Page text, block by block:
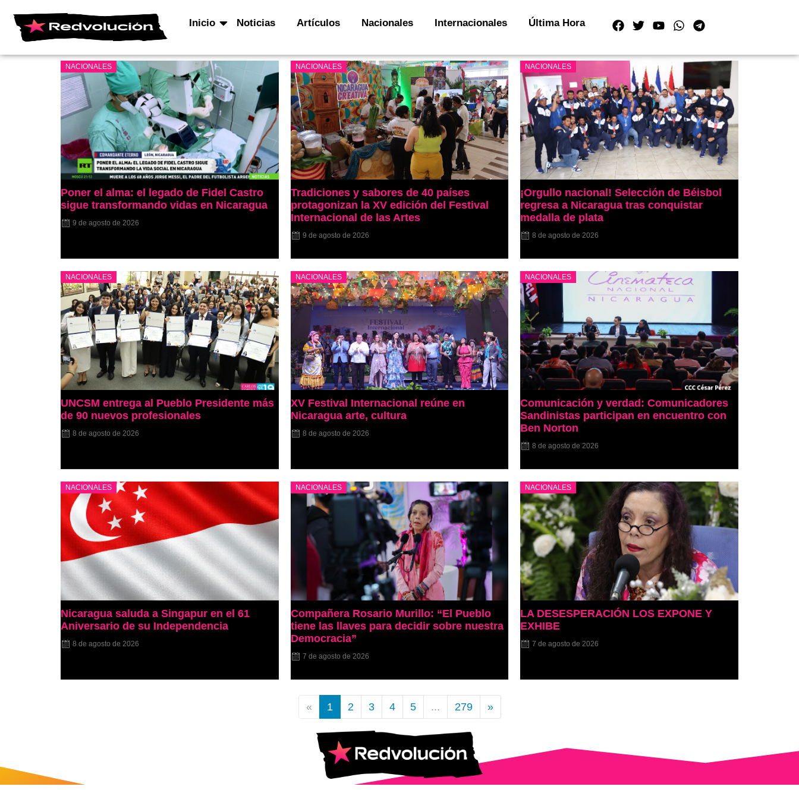
Inicio Noticias Artículos Nacionales Internacionales Última Hora
NACIONALES
Poner el alma: el legado de Fidel Castro
sigue transformando vidas en Nicaragua
9 de agosto de 2026
NACIONALES
Tradiciones y sabores de 40 países
protagonizan la XV edición del Festival
Internacional de las Artes
9 de agosto de 2026
NACIONALES
¡Orgullo nacional! Selección de Béisbol
regresa a Nicaragua tras conquistar
medalla de plata
8 de agosto de 2026
NACIONALES
UNCSM entrega al Pueblo Presidente más
de 90 nuevos profesionales
8 de agosto de 2026
NACIONALES
XV Festival Internacional reúne en
Nicaragua arte, cultura
8 de agosto de 2026
NACIONALES
Comunicación y verdad: Comunicadores
Sandinistas participan en encuentro con
Ben Norton
8 de agosto de 2026
NACIONALES
Nicaragua saluda a Singapur en el 61
Aniversario de su Independencia
8 de agosto de 2026
NACIONALES
Compañera Rosario Murillo: “El Pueblo
tiene las llaves para decidir sobre nuestra
Democracia”
7 de agosto de 2026
NACIONALES
LA DESESPERACIÓN LOS EXPONE Y
EXHIBE
7 de agosto de 2026
« 1 2 3 4 5 ... 279 »